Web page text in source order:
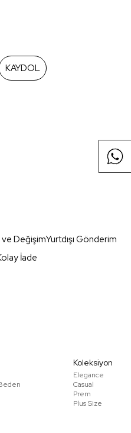
KAYDOL
DeğişimYurtdışı Gönderim
İade
Koleksiyon
Elegance
Casual
Prem
Plus Size